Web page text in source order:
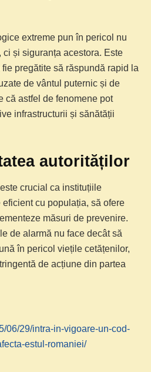
extreme pun în pericol nu
și siguranța acestora. Este
pregătite să răspundă rapid la
de vântul puternic și de
că astfel de fenomene pot
infrastructurii și sănătății
autorităților
crucial ca instituțiile
cu populația, să ofere
măsuri de prevenire.
de alarmă nu face decât să
în pericol viețile cetățenilor,
de acțiune din partea
06/29/intra-in-vigoare-un-cod-
estul-romaniei/